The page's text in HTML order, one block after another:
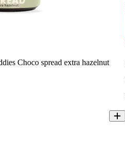
Choco spread extra hazelnut